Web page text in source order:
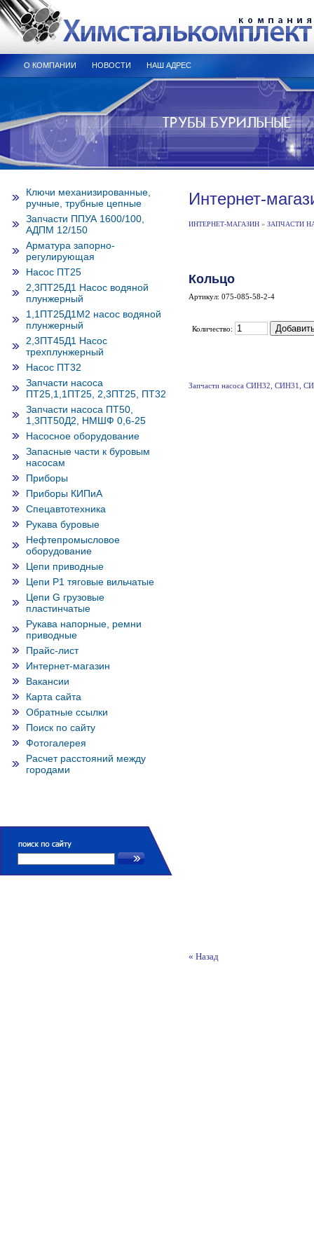
О КОМПАНИИ НОВОСТИ НАШ АДРЕС
Ключи механизированные,
ручные, трубные цепные
Запчасти ППУА 1600/100,
АДПМ 12/150
Арматура запорно-
регулирующая
Насос ПТ25
2,3ПТ25Д1 Насос водяной
плунжерный
1,1ПТ25Д1М2 насос водяной
плунжерный
2,3ПТ45Д1 Насос
трехплунжерный
Насос ПТ32
Запчасти насоса
ПТ25,1,1ПТ25, 2,3ПТ25, ПТ32
Запчасти насоса ПТ50,
1,3ПТ50Д2, НМШФ 0,6-25
Насосное оборудование
Запасные части к буровым
насосам
Приборы
Приборы КИПиА
Спецавтотехника
Рукава буровые
Нефтепромысловое
оборудование
Цепи приводные
Цепи Р1 тяговые вильчатые
Цепи G грузовые
пластинчатые
Рукава напорные, ремни
приводные
Прайс-лист
Интернет-магазин
Вакансии
Карта сайта
Обратные ссылки
Поиск по сайту
Фотогалерея
Расчет расстояний между
городами
Интернет-
ИНТЕРНЕТ-МАГАЗИН » ЗАПЧАСТИ
Кольцо
Артикул: 075-085-58-2-4
Количество:
Запчасти насоса СИН32, СИН31,
« Назад